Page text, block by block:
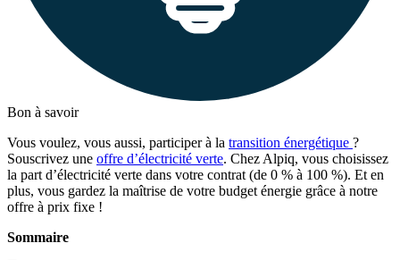
Bon à savoir
Vous voulez, vous aussi, participer à la transition énergétique ?
Souscrivez une offre d’électricité verte. Chez Alpiq, vous choisissez
la part d’électricité verte dans votre contrat (de 0 % à 100 %). Et en
plus, vous gardez la maîtrise de votre budget énergie grâce à notre
offre à prix fixe !
Sommaire